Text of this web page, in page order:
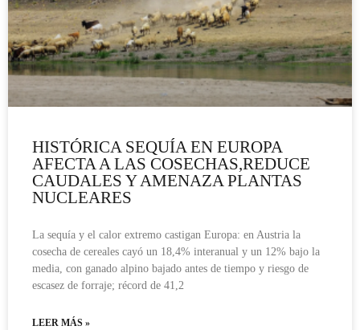
HISTÓRICA SEQUÍA EN EUROPA
AFECTA A LAS COSECHAS,REDUCE
CAUDALES Y AMENAZA PLANTAS
NUCLEARES
La sequía y el calor extremo castigan Europa: en Austria la
cosecha de cereales cayó un 18,4% interanual y un 12% bajo la
media, con ganado alpino bajado antes de tiempo y riesgo de
escasez de forraje; récord de 41,2
LEER MÁS »